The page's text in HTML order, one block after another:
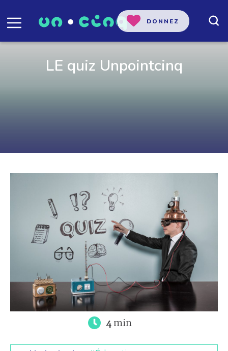
DONNEZ
LE quiz Unpointcinq
4min